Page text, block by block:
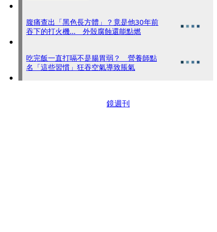
腹痛查出「黑色長方體」？竟是他30年前
吞下的打火機... 外殼腐蝕還能點燃
吃完飯一直打嗝不是腸胃弱？ 營養師點
名「這些習慣」狂吞空氣導致脹氣
鏡週刊